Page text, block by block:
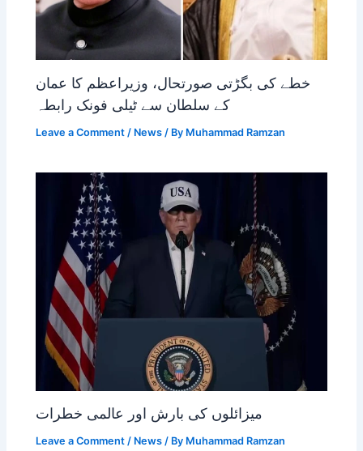
خطے کی بگڑتی صورتحال، وزیراعظم کا عمان
کے سلطان سے ٹیلی فونک رابطہ
Leave a Comment / News / By Muhammad Ramzan
میزائلوں کی بارش اور عالمی خطرات
Leave a Comment / News / By Muhammad Ramzan